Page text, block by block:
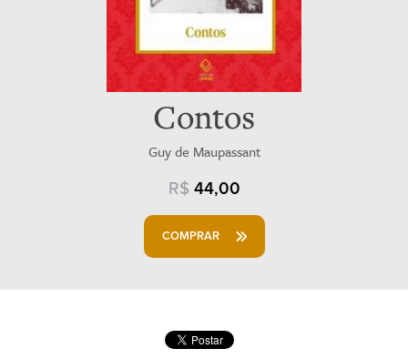
Contos
Guy de Maupassant
R$ 44,00
COMPRAR